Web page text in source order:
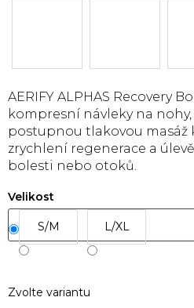
Zvolte variantu
Velikost
S/M L/XL
AERIFY ALPHAS Recovery
kompresní návleky na
postupnou tlakovou masáž
zrychlení regenerace a
bolesti nebo otoků.